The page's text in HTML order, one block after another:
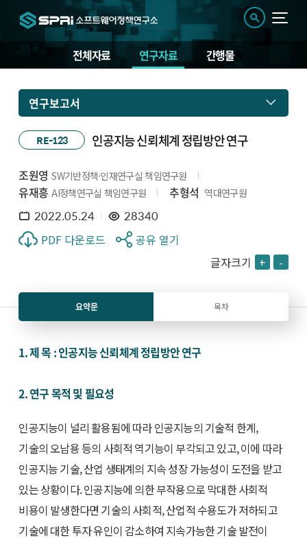
전체자료 연구자료 간행물
연구보고서
RE-123 인공지능 신뢰체계 정립방안 연구
조원영 SW기반정책·인재연구실 책임연구원
유재흥 AI정책연구실 책임연구원 추형석 역대연구원
2022.05.24 28340
PDF 다운로드
공유 열기
글자크기 + -
요약문 목차
1. 제 목 : 인공지능 신뢰체계 정립방안 연구
2. 연구 목적 및 필요성
인공지능이 널리 활용됨에 따라 인공지능의 기술적 한계,
기술의 오남용 등의 사회적 역기능이 부각되고 있고, 이에 따라
인공지능 기술, 산업 생태계의 지속 성장 가능성이 도전을 받고
있는 상황이다. 인공지능에 의한 부작용으로 막대한 사회적
비용이 발생한다면 기술의 사회적, 산업적 수용도가 저하되고
기술에 대한 투자 유인이 감소하여 지속가능한 기술 발전이